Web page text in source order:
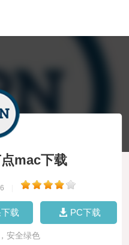
mac下载
载 PC下载
安全绿色